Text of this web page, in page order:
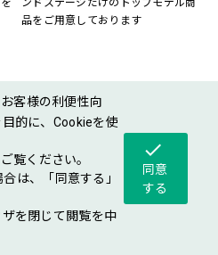
ンドステージだけのトップモデル商
品をご用意しております
客様の利便性向
的に、Cookieを使
覧ください。
は、「同意する」
を閉じて閲覧を中
check
同意
する